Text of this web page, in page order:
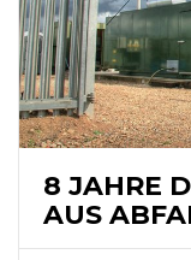
8 JAHRE
AUS